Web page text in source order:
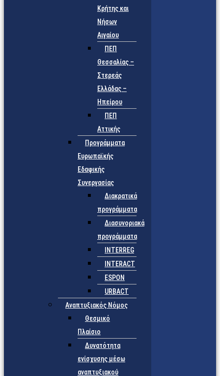
Κρήτης και
Νήσων
Αιγαίου
ΠΕΠ
Θεσσαλίας –
Στερεάς
Ελλάδας –
Ηπείρου
ΠΕΠ
Αττικής
Προγράμματα
Ευρωπαϊκής
Εδαφικής
Συνεργασίας
Διακρατικά
προγράμματα
Διασυνοριακά
προγράμματα
INTERREG
INTERACT
ESPON
URBACT
Αναπτυξιακός Νόμος
Θεσμικό
Πλαίσιο
Δυνατότητα
ενίσχυσης μέσω
αναπτυξιακού